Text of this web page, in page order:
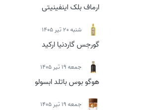
ارماف بلک اینفینیتی
شنبه 20 تیر 1405
گورجس گاردنیا ارکید
جمعه 19 تیر 1405
هوگو بوس باتلد ابسولو
جمعه 19 تیر 1405